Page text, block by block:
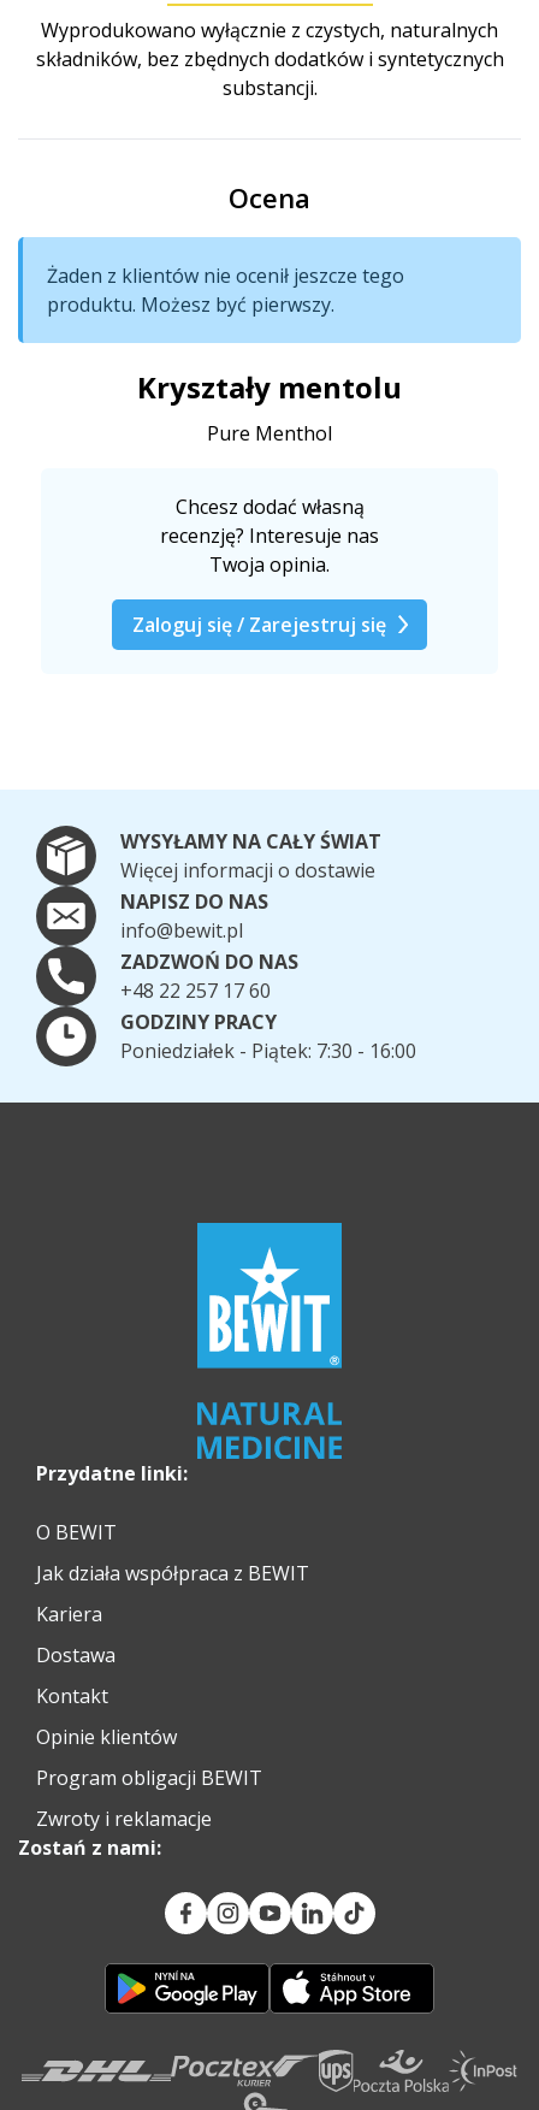
Wyprodukowano wyłącznie z czystych, naturalnych
składników, bez zbędnych dodatków i syntetycznych
substancji.
Ocena
Żaden z klientów nie ocenił jeszcze tego
produktu. Możesz być pierwszy.
Kryształy mentolu
Pure Menthol
Chcesz dodać własną
recenzję? Interesuje nas
Twoja opinia.
Zaloguj się / Zarejestruj się
WYSYŁAMY NA CAŁY ŚWIAT
Więcej informacji o dostawie
NAPISZ DO NAS
info@bewit.pl
ZADZWOŃ DO NAS
+48 22 257 17 60
GODZINY PRACY
Poniedziałek - Piątek: 7:30 - 16:00
Przydatne linki:
O BEWIT
Jak działa współpraca z BEWIT
Kariera
Dostawa
Kontakt
Opinie klientów
Program obligacji BEWIT
Zwroty i reklamacje
Zostań z nami: